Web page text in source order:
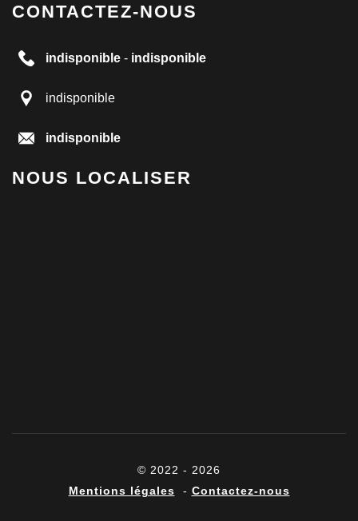
CONTACTEZ-NOUS
indisponible - indisponible
indisponible
indisponible
NOUS LOCALISER
© 2022 - 2026
Mentions légales - Contactez-nous